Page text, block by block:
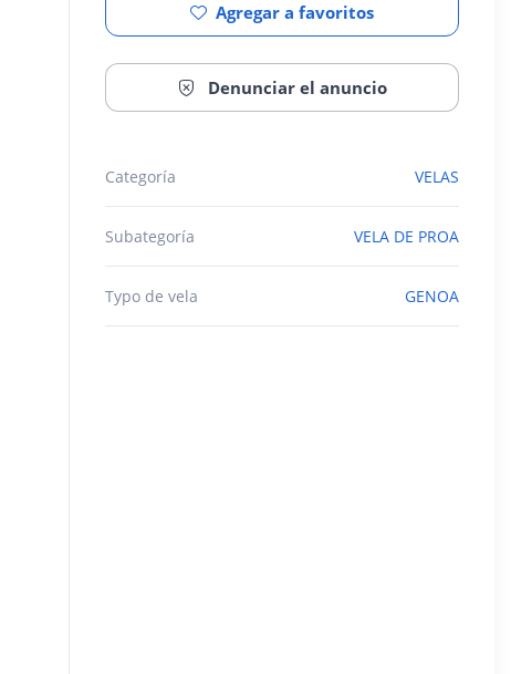
Agregar a favoritos
Denunciar el anuncio
Categoría VELAS
Subategoría VELA DE PROA
Typo de vela GENOA